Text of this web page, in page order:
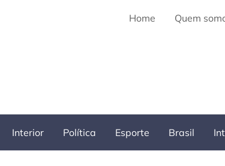
Home Quem
Interior Política Esporte Brasil